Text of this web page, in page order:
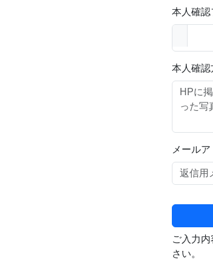
本人確認
本人確認
メールア
ご入力
さい。